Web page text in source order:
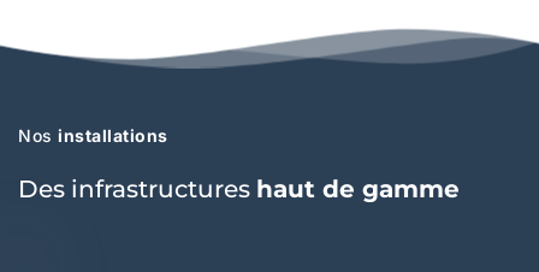
Nos installations
Des infrastructures haut de gamme